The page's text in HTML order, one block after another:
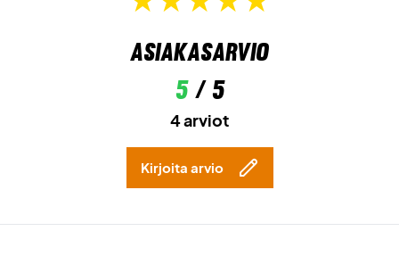
Asiakasarvio
5/ 5
4 arviot
Kirjoita arvio